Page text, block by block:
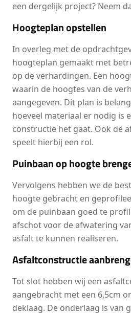
een dergelijk project? Neem
Hoogteplan opstellen
In overleg met de
hoogteplan gemaakt met
op de verhardingen. Een
waarin de hoogtes van de
aangegeven. Dit plan is
hoeveel materiaal er nodig is
constructie het gaat. Ook de
speelt hierbij een rol.
Puinbaan op hoogte
Vervolgens hebben we de
hoogte gebracht en
om de puinbaan goed te
afschot voor de afwatering
asfalt te kunnen realiseren.
Asfaltconstructie
Tot slot hebben wij een
aangebracht met een 6,5cm
deklaag. De onderlaag is van